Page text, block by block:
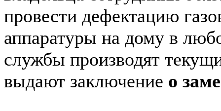
провести дефектацию
аппаратуры на дому в
службы производят
выдают заключение о